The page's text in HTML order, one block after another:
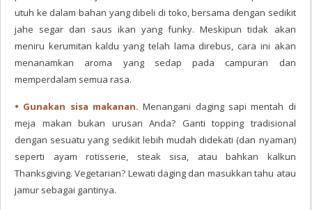
utuh ke dalam bahan yang dibeli di toko, bersama dengan sedikit
jahe segar dan saus ikan yang funky. Meskipun tidak akan
meniru kerumitan kaldu yang telah lama direbus, cara ini akan
menanamkan aroma yang sedap pada campuran dan
memperdalam semua rasa.
• Gunakan sisa makanan. Menangani daging sapi mentah di
meja makan bukan urusan Anda? Ganti topping tradisional
dengan sesuatu yang sedikit lebih mudah didekati (dan nyaman)
seperti ayam rotisserie, steak sisa, atau bahkan kalkun
Thanksgiving. Vegetarian? Lewati daging dan masukkan tahu atau
jamur sebagai gantinya.